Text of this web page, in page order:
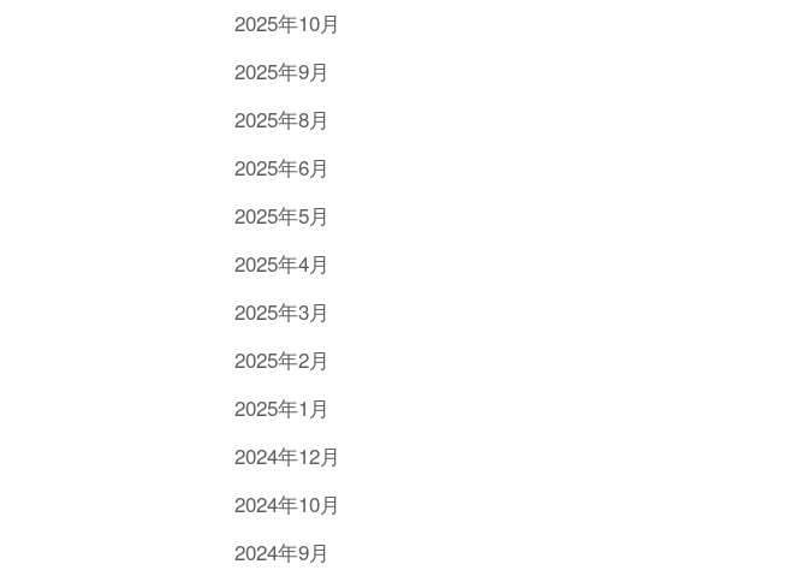
2025年10月
2025年9月
2025年8月
2025年6月
2025年5月
2025年4月
2025年3月
2025年2月
2025年1月
2024年12月
2024年10月
2024年9月